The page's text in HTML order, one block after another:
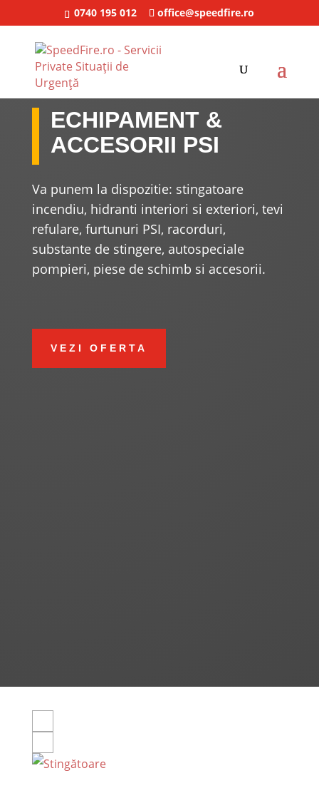
0740 195 012 office@speedfire.ro
ECHIPAMENT &
ACCESORII PSI
Va punem la dispozitie: stingatoare
incendiu, hidranti interiori si exteriori, tevi
refulare, furtunuri PSI, racorduri,
substante de stingere, autospeciale
pompieri, piese de schimb si accesorii.
VEZI OFERTA